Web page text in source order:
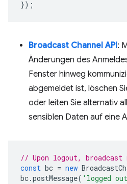
});
Broadcast Channel API:
Änderungen des
Fenster hinweg
abgemeldet ist, löschen
oder leiten Sie alternativ
sensiblen Daten auf eine
// Upon logout,
const bc = new
bc.postMessage( 'logged